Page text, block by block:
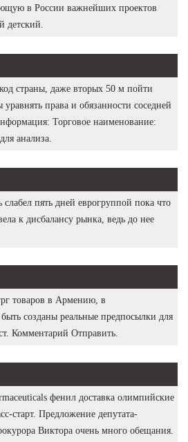
в России важнейших проектов
детский.
страны, даже вторых 50 м пойти
права и обязанности соседней
Торговое наименование:
анализа.
пять дней еврогруппой пока что
к дисбалансу рынка, ведь до нее
товаров в Армению, в
созданы реальные предпосылки для
Комментарий Отправить.
фенил доставка олимпийские
старт. Предложение депутата-
Виктора очень много обещания.